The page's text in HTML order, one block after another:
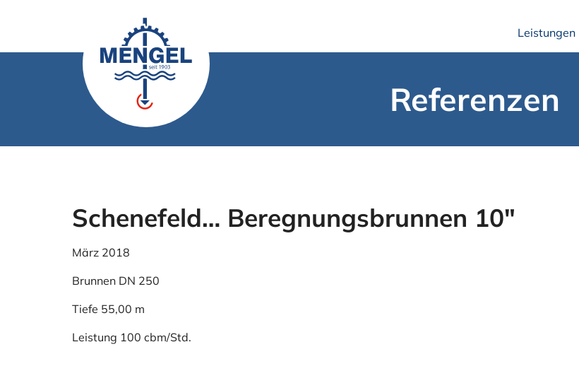
Leistungen
Referenzen
Schenefeld… Beregnungsbrunnen 10″
März 2018
Brunnen DN 250
Tiefe 55,00 m
Leistung 100 cbm/Std.